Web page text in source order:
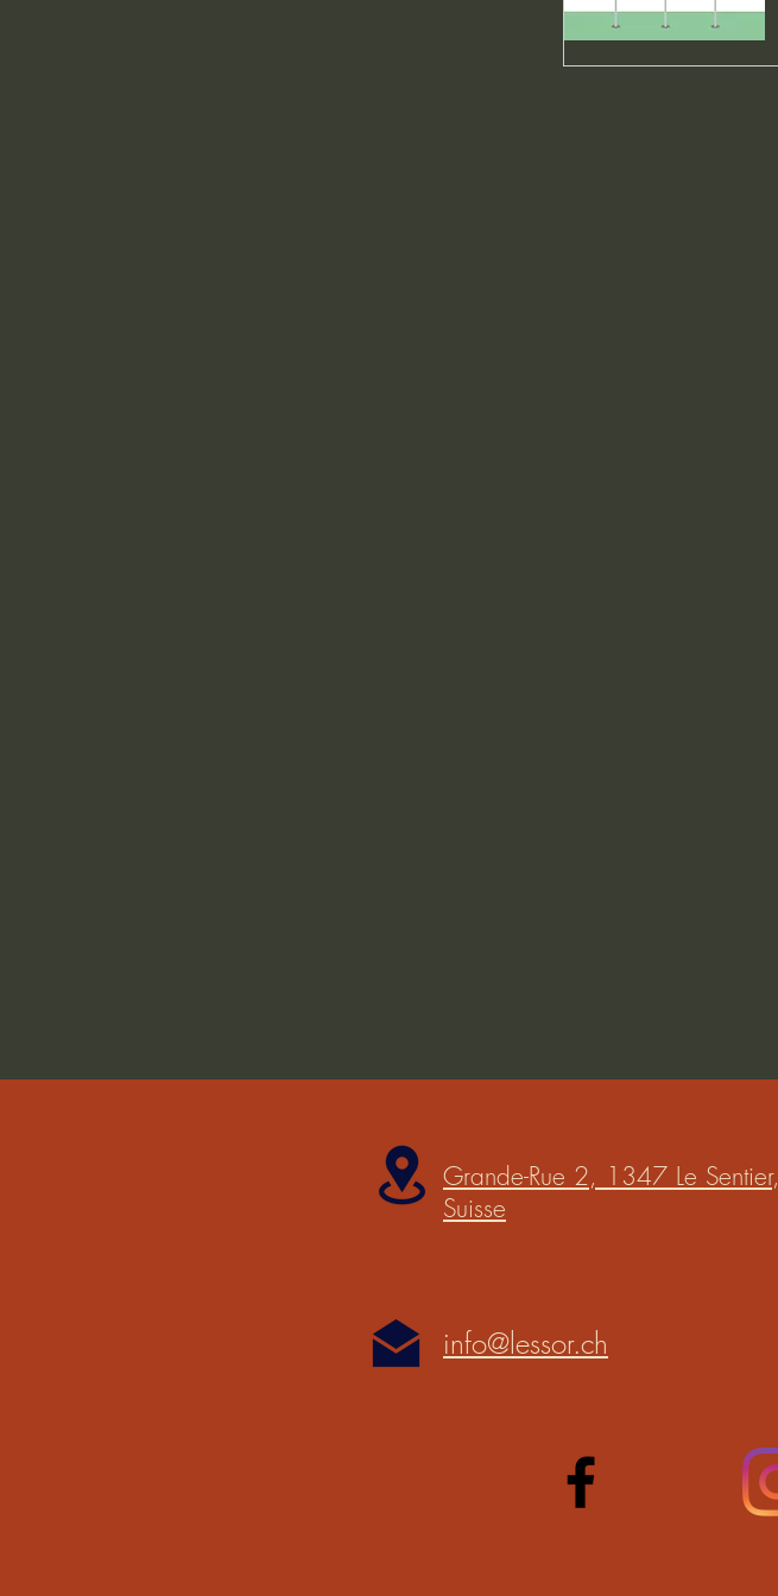
Grande-Rue 2, 1347 Le Sentier,
Suisse
info@lessor.ch